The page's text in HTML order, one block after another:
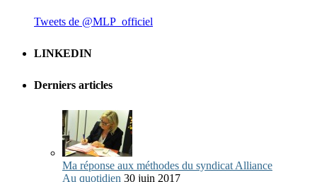
Tweets de @MLP_officiel
LINKEDIN
Derniers articles
Ma réponse aux méthodes du syndicat Alliance
Au quotidien 30 juin 2017